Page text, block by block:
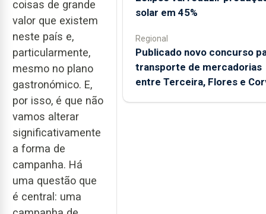
coisas de grande
valor que existem
neste país e,
particularmente,
mesmo no plano
gastronómico. E,
por isso, é que não
vamos alterar
significativamente
a forma de
campanha. Há
uma questão que
é central: uma
solar em 45%
Regional
Publicado novo concurso
transporte de mercadorias
entre Terceira, Flores e